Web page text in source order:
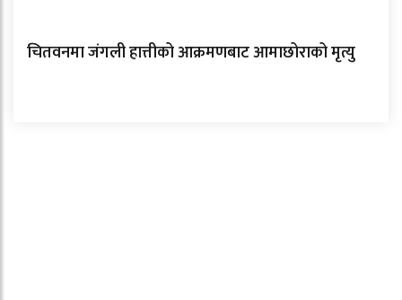
चितवनमा जंगली हात्तीको आक्रमणबाट आमाछोराको मृत्यु